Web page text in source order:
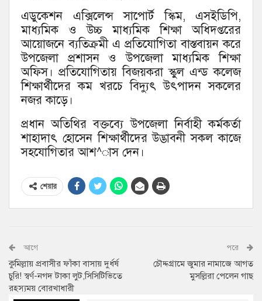
এডুকেশন এক্সিলেন্স সাপোর্ট স্কিম, এসইডিপি,
মাধ্যমিক ও উচ্চ মাধ্যমিক শিক্ষা অধিদপ্তরের
আয়োজনে ব্যতিক্রমী এ প্রতিযোগিতা বাস্তবায়ন করে
উপজেলা প্রশাসন ও উপজেলা মাধ্যমিক শিক্ষা
অফিস। প্রতিযোগিতায় বিজয়করা স্কুল এন্ড কলেজ
শিক্ষার্থীদের কম খরচে বিদ্যুৎ উৎপাদন সকলের
নজর কাড়ে।
প্রধান অতিথির বক্তব্যে উপজেলা নির্বাহী কর্মকর্তা
শাহাদাৎ হোসেন শিক্ষার্থীদের উদ্ভাবনী সকল কাজে
সহযোগিতার আশ^াস দেন।
শেয়ার
আগে
কুমিল্লায় প্রবাসীর ফাঁকা বাসায় দুর্ধর্ষ
চুরি! স্বর্ণ-নগদ টাকা লুট,সিসিটিভিতে
রহস্যময় বোরখাধারী
পরে
চৌদ্দগ্রামে জুমার নামাজে আগত
মুসল্লিরা পেলেন গাছ